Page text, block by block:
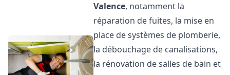
Valence, notamment la
réparation de fuites, la mise en
place de systèmes de plomberie,
la débouchage de canalisations,
la rénovation de salles de bain et